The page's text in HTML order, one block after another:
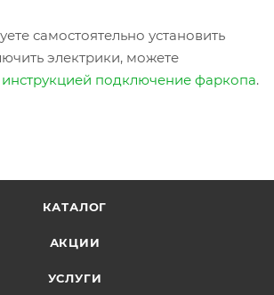
самостоятельно установить
электрики, можете
инструкцией подключение фаркопа.
КАТАЛОГ
АКЦИИ
УСЛУГИ